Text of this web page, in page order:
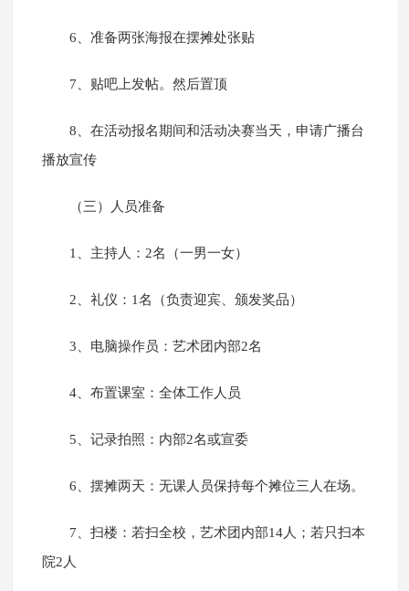
6、准备两张海报在摆摊处张贴
7、贴吧上发帖。然后置顶
8、在活动报名期间和活动决赛当天，申请广播台
播放宣传
（三）人员准备
1、主持人：2名（一男一女）
2、礼仪：1名（负责迎宾、颁发奖品）
3、电脑操作员：艺术团内部2名
4、布置课室：全体工作人员
5、记录拍照：内部2名或宣委
6、摆摊两天：无课人员保持每个摊位三人在场。
7、扫楼：若扫全校，艺术团内部14人；若只扫本
院2人